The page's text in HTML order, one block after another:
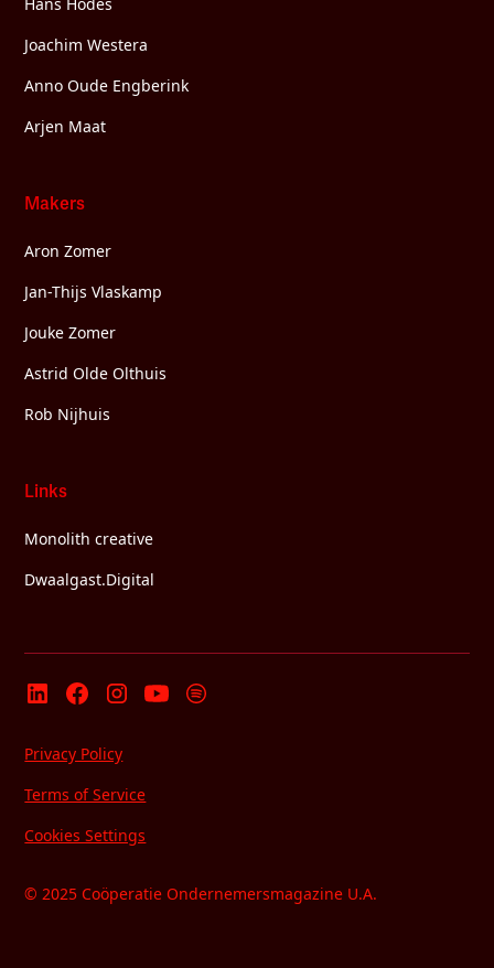
Joachim Westera
Anno Oude Engberink
Arjen Maat
Makers
Aron Zomer
Jan-Thijs Vlaskamp
Jouke Zomer
Astrid Olde Olthuis
Rob Nijhuis
Links
Monolith creative
Dwaalgast.Digital
© 2025 Coöperatie Ondernemersmagazine U.A.
Privacy Policy
Terms of Service
Cookies Settings